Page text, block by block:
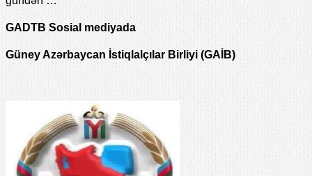
GADTB Sosial mediyada
Güney Azərbaycan İstiqlalçılar Birliyi (GAİB)